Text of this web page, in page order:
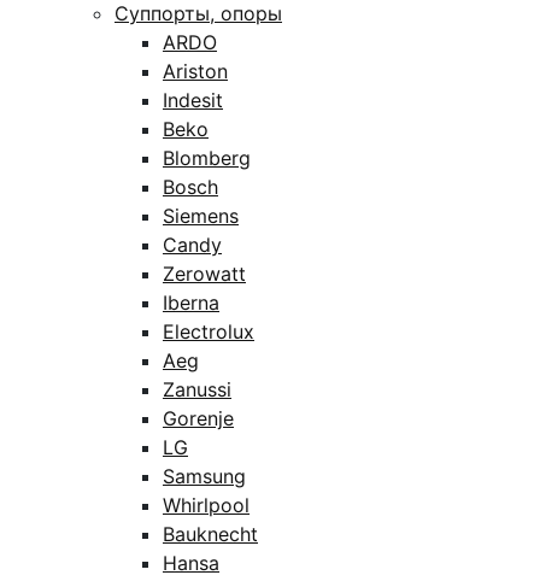
Суппорты, опоры
ARDO
Ariston
Indesit
Beko
Blomberg
Bosch
Siemens
Candy
Zerowatt
Iberna
Electrolux
Aeg
Zanussi
Gorenje
LG
Samsung
Whirlpool
Bauknecht
Hansa